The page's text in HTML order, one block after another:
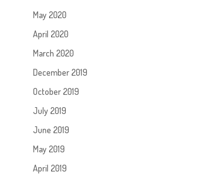
May 2020
April 2020
March 2020
December 2019
October 2019
July 2019
June 2019
May 2019
April 2019